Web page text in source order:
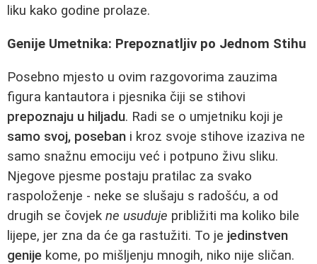
liku kako godine prolaze.
Genije Umetnika: Prepoznatljiv po Jednom Stihu
Posebno mjesto u ovim razgovorima zauzima
figura kantautora i pjesnika čiji se stihovi
prepoznaju u hiljadu. Radi se o umjetniku koji je
samo svoj, poseban i kroz svoje stihove izaziva ne
samo snažnu emociju već i potpuno živu sliku.
Njegove pjesme postaju pratilac za svako
raspoloženje - neke se slušaju s radošću, a od
drugih se čovjek ne usuduje približiti ma koliko bile
lijepe, jer zna da će ga rastužiti. To je jedinstven
genije kome, po mišljenju mnogih, niko nije sličan.